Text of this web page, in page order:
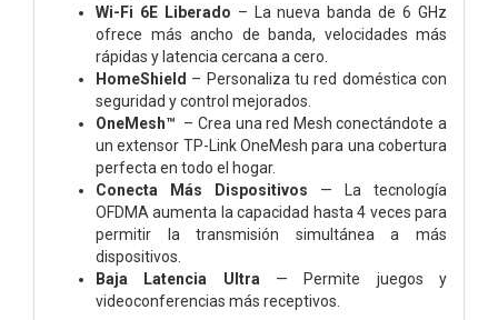
Wi-Fi 6E Liberado – La nueva banda de 6 GHz
ofrece más ancho de banda, velocidades más
rápidas y latencia cercana a cero.
HomeShield – Personaliza tu red doméstica con
seguridad y control mejorados.
OneMesh™ – Crea una red Mesh conectándote a
un extensor TP-Link OneMesh para una cobertura
perfecta en todo el hogar.
Conecta Más Dispositivos — La tecnología
OFDMA aumenta la capacidad hasta 4 veces para
permitir la transmisión simultánea a más
dispositivos.
Baja Latencia Ultra — Permite juegos y
videoconferencias más receptivos.